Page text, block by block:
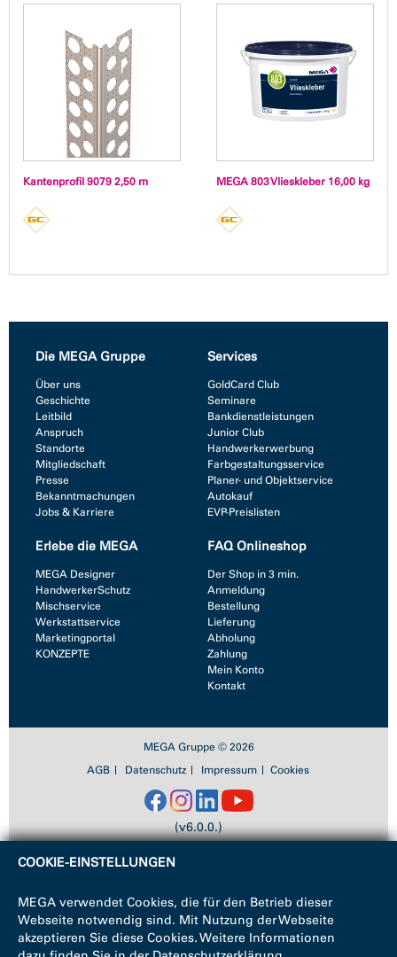
Kantenprofil 9079 2,50 m MEGA 803 Vlieskleber 16,00 kg
Die MEGA Gruppe
Über uns
Geschichte
Leitbild
Anspruch
Standorte
Mitgliedschaft
Presse
Bekanntmachungen
Jobs & Karriere
Services
GoldCard Club
Seminare
Bankdienstleistungen
Junior Club
Handwerkerwerbung
Farbgestaltungsservice
Planer- und Objektservice
Autokauf
EVP-Preislisten
Erlebe die MEGA
MEGA Designer
HandwerkerSchutz
Mischservice
Werkstattservice
Marketingportal
KONZEPTE
FAQ Onlineshop
Der Shop in 3 min.
Anmeldung
Bestellung
Lieferung
Abholung
Zahlung
Mein Konto
Kontakt
MEGA Gruppe © 2026
AGB
Datenschutz Impressum Cookies
(v6.0.0.)
COOKIE-EINSTELLUNGEN
MEGA verwendet Cookies, die für den Betrieb dieser
Webseite notwendig sind. Mit Nutzung der Webseite
akzeptieren Sie diese Cookies. Weitere Informationen